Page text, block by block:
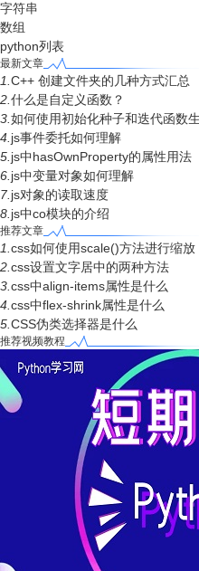
字符串
数组
python列表
最新文章
1. C++ 创建文件夹的几种方式汇总
2. 什么是自定义函数？
3. 如何使用初始化种子和迭代函数
4. js事件委托如何理解
5. js中hasOwnProperty的属性用法
6. js中变量对象如何理解
7. js对象的读取速度
8. js中co模块的介绍
推荐文章
1. css如何使用scale()方法进行缩放
2. css设置文字居中的两种方法
3. css中align-items属性是什么
4. css中flex-shrink属性是什么
5. CSS伪类选择器是什么
推荐视频教程